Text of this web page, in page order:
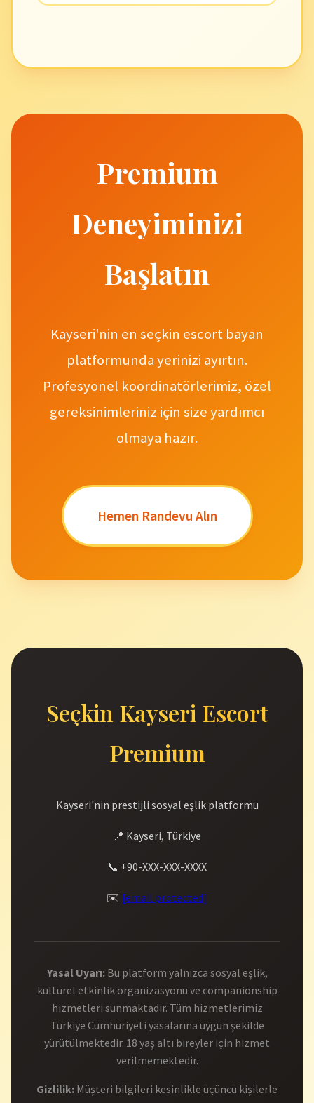
Premium
Deneyiminizi
Başlatın
Kayseri'nin en seçkin escort bayan
platformunda yerinizi ayırtın.
Profesyonel koordinatörlerimiz, özel
gereksinimleriniz için size yardımcı
olmaya hazır.
Hemen Randevu Alın
Seçkin Kayseri Escort
Premium
Kayseri'nin prestijli sosyal eşlik platformu
📍 Kayseri, Türkiye
📞 +90-XXX-XXX-XXXX
✉️ [email protected]
Yasal Uyarı:Bu platform yalnızca sosyal eşlik,
kültürel etkinlik organizasyonu ve companionship
hizmetleri sunmaktadır. Tüm hizmetlerimiz
Türkiye Cumhuriyeti yasalarına uygun şekilde
yürütülmektedir. 18 yaş altı bireyler için hizmet
verilmemektedir.
Gizlilik: Müşteri bilgileri kesinlikle üçüncü kişilerle